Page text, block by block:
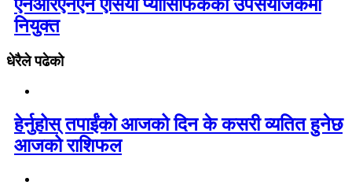
एनआरएनएन एसिया प्यासिफिकको उपसंयोजकमा
नियुक्त
धेरैले पढेको
हेर्नुहोस् तपाईंको आजको दिन के कसरी व्यतित हुनेछ
आजको राशिफल